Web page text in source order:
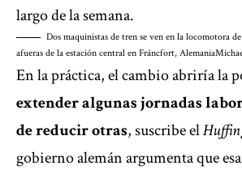
largo de la semana.
Dos maquinistas de tren se ven en la locomotora
afueras de la estación central en Fráncfort, Alemania
En la práctica, el cambio abriría la
extender algunas jornadas
de reducir otras, suscribe el
gobierno alemán argumenta que